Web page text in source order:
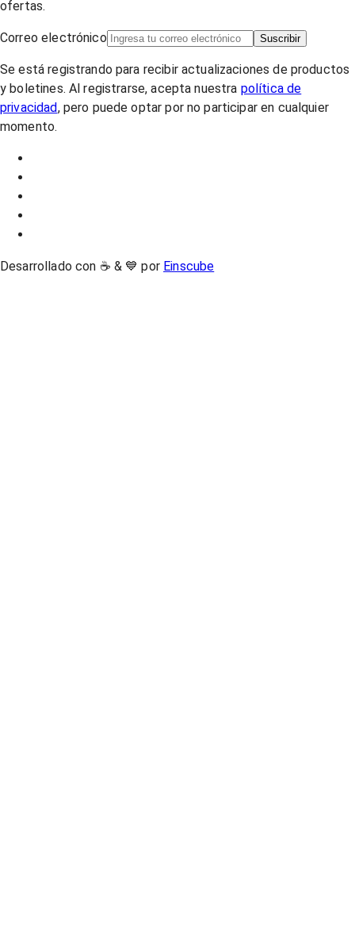
ofertas.
Correo electrónico Suscribir
Se está registrando para recibir actualizaciones de productos
y boletines. Al registrarse, acepta nuestra política de
privacidad, pero puede optar por no participar en cualquier
momento.
Desarrollado con ☕ & 💙 por Einscube